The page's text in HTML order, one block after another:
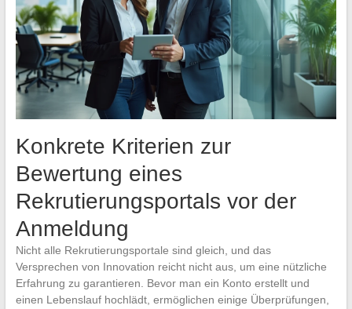
Konkrete Kriterien zur
Bewertung eines
Rekrutierungsportals vor der
Anmeldung
Nicht alle Rekrutierungsportale sind gleich, und das
Versprechen von Innovation reicht nicht aus, um eine nützliche
Erfahrung zu garantieren. Bevor man ein Konto erstellt und
einen Lebenslauf hochlädt, ermöglichen einige Überprüfungen,